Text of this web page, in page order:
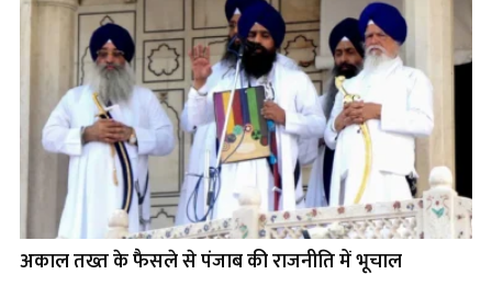
अकाल तख्त के फैसले से पंजाब की राजनीति में भूचाल